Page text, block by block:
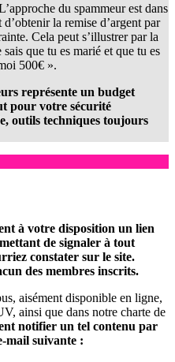
du spammeur est dans
la remise d’argent par
Cela peut s’illustrer par la
que tu es marié et que tu es
500€ ».
représente un budget
pour votre sécurité
outils techniques toujours
à votre disposition un lien
de signaler à tout
constater sur le site.
des membres inscrits.
aisément disponible en ligne,
ainsi que dans notre charte de
notifier un tel contenu par
mail suivante :